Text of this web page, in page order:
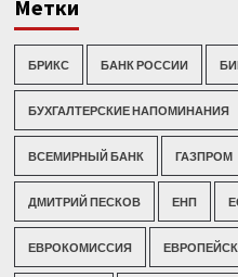
Метки
БРИКС БАНК РОССИИ
БУХГАЛТЕРСКИЕ НАПОМИНАНИЯ
ВСЕМИРНЫЙ БАНК ГАЗПРОМ
ДМИТРИЙ ПЕСКОВ ЕНП
ЕВРОКОМИССИЯ